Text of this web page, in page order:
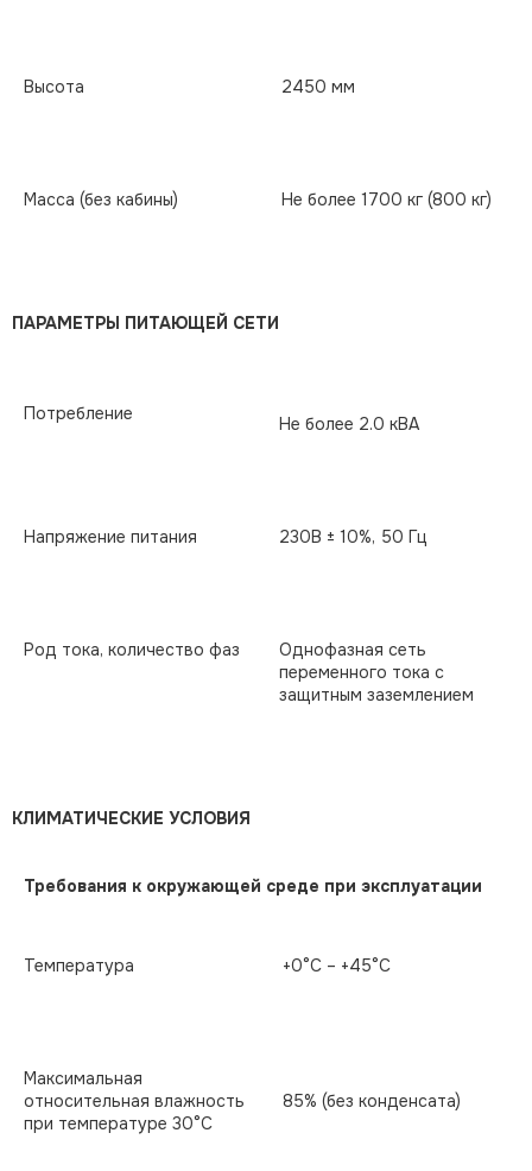
Высота 2450 мм
Масса (без кабины) Не более 1700 кг (800 кг)
ПАРАМЕТРЫ ПИТАЮЩЕЙ СЕТИ
Потребление Не более 2.0 кВА
Напряжение питания 230В ± 10%, 50 Гц
Род тока, количество фаз
Однофазная сеть
переменного тока с
защитным заземлением
КЛИМАТИЧЕСКИЕ УСЛОВИЯ
Требования к окружающей среде при эксплуатации
Температура +0°С – +45°С
Максимальная
относительная влажность
при температуре 30°С
85% (без конденсата)